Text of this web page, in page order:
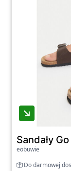
Sandały
eobuwie
Do darmowej